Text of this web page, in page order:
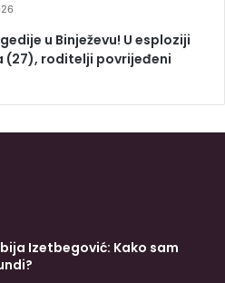
u Binježevu! U esploziji
(27), roditelji povrijeđeni
Izetbegović: Kako sam